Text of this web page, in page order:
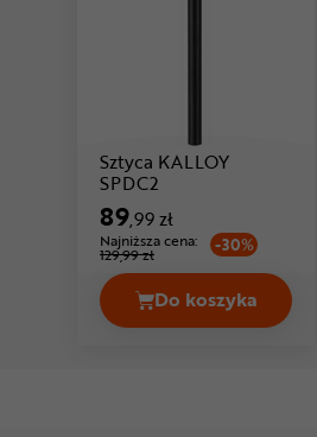
Sztyca KALLOY
SPDC2
89,99 zł
Najniższa cena:
129,99 zł -30%
Do koszyka
Sztyca